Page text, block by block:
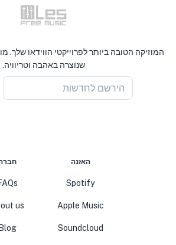
המוזיקה הטובה ביותר לפרוייקטי הווידאו שלך.
שנוצרה באהבה וטריוויה.
הירשם לחדשות
האזנה
Spotify
Apple Music
Soundcloud
us
Blog